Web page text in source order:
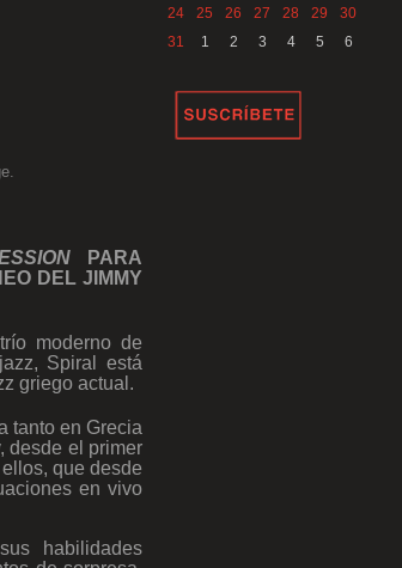
PARA
DEL JIMMY
moderno de
Spiral está
griego actual.
tanto en Grecia
desde el primer
que desde
en vivo
habilidades
24
25 26 27 28 29
30
31
1 2 3 4 5 6